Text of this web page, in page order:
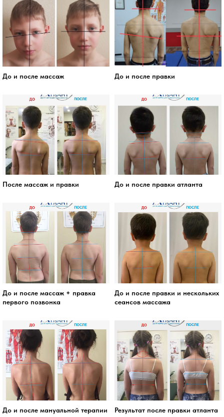
До и после массаж До и после правки
После массаж и правки До и после правки атланта
До и после массаж + правка
первого позвонка
До и после правки и нескольких
сеансов массажа
До и после мануальной терапии
Результат после правки атланта